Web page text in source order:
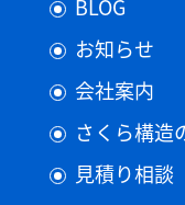
BLOG
お知らせ
会社案内
さくら構造
見積り相談